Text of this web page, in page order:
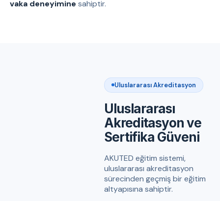
vaka deneyimine sahiptir.
Uluslararası Akreditasyon
Uluslararası
Akreditasyon ve
Sertifika Güveni
AKUTED eğitim sistemi,
uluslararası akreditasyon
sürecinden geçmiş bir eğitim
altyapısına sahiptir.